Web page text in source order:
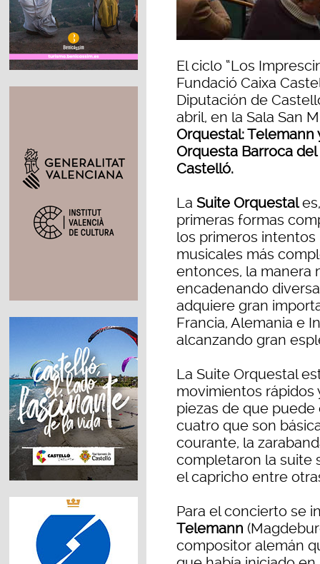
El ciclo “Los
Fundació Caixa
Diputación de
abril, en la Sala San
Orquestal: Telemann
Orquesta Barroca
Castelló.
La Suite Orquestal
primeras formas
los primeros
musicales más
entonces, la manera
encadenando
adquiere gran
Francia, Alemania e
alcanzando gran
La Suite Orquestal
movimientos rápidos
piezas de que
cuatro que son
courante, la
completaron la suite
el capricho entre
Para el concierto se
Telemann
compositor alemán